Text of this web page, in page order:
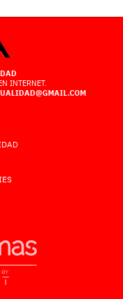
INTERNET.